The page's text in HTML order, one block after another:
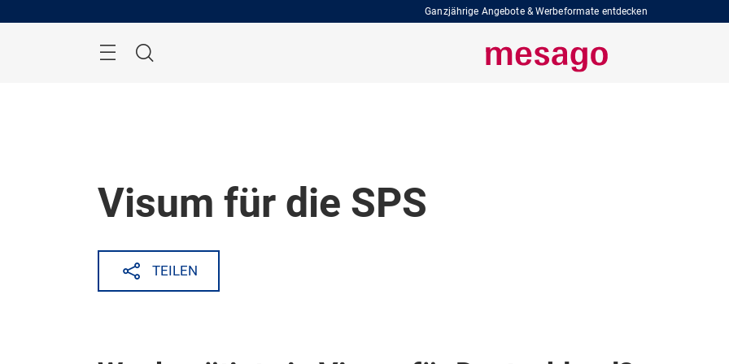
Ganzjährige Angebote & Werbeformate entdecken
Suche
Visum für die SPS
TEILEN